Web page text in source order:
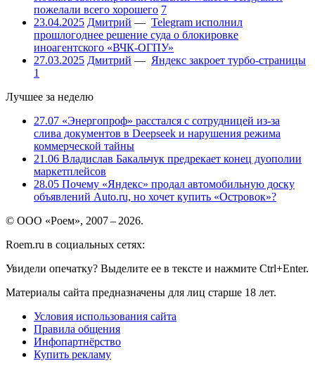
пожелали всего хорошего 7
23.04.2025 Дмитрий — Telegram исполнил
прошлогоднее решение суда о блокировке
иноагентского «ВЧК-ОГПУ»
27.03.2025 Дмитрий — Яндекс закроет турбо-страницы
1
Лучшее за неделю
27.07 «Энергопроф» расстался с сотрудницей из-за
слива документов в Deepseek и нарушения режима
коммерческой тайны
21.06 Владислав Бакальчук предрекает конец дуополии
маркетплейсов
28.05 Почему «Яндекс» продал автомобильную доску
объявлений Auto.ru, но хочет купить «Островок»?
© ООО «Роем», 2007 – 2026.
Roem.ru в социальных сетях:
Увидели опечатку? Выделите ее в тексте и нажмите Ctrl+Enter.
Материалы сайта предназначены для лиц старше 18 лет.
Условия использования сайта
Правила общения
Инфопартнёрство
Купить рекламу